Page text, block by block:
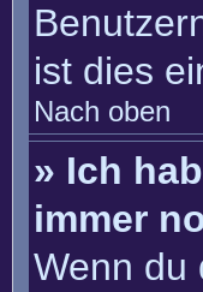
ist dies
Nach oben
» Ich
immer
Wenn du